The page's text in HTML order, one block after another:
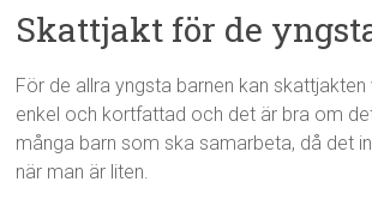
Skattjakt för de
För de allra yngsta barnen kan skattjakten
enkel och kortfattad och det är bra om
många barn som ska samarbeta, då det
när man är liten.